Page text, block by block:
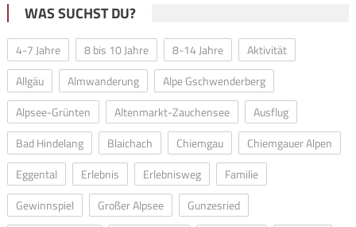
WAS SUCHST DU?
4-7 Jahre 8 bis 10 Jahre 8-14 Jahre
Aktivität
Allgäu
Almwanderung
Alpe Gschwenderberg
Alpsee-Grünten
Altenmarkt-Zauchensee
Ausflug
Bad Hindelang
Blaichach Chiemgau
Chiemgauer Alpen
Eggental
Erlebnis Erlebnisweg
Familie
Gewinnspiel
Großer Alpsee
Gunzesried